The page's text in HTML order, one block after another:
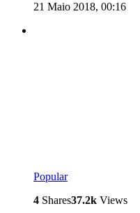
21 Maio 2018, 00:16
Popular
4 Shares37.2k Views